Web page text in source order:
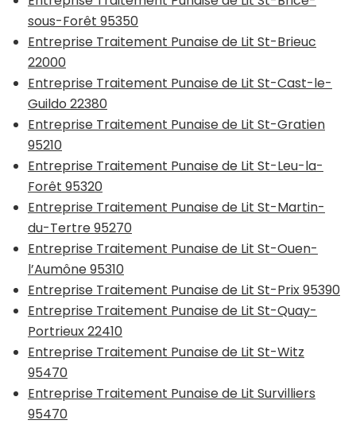
sous-Forêt 95350
Entreprise Traitement Punaise de Lit St-Brieuc
22000
Entreprise Traitement Punaise de Lit St-Cast-le-
Guildo 22380
Entreprise Traitement Punaise de Lit St-Gratien
95210
Entreprise Traitement Punaise de Lit St-Leu-la-
Forêt 95320
Entreprise Traitement Punaise de Lit St-Martin-
du-Tertre 95270
Entreprise Traitement Punaise de Lit St-Ouen-
l’Aumône 95310
Entreprise Traitement Punaise de Lit St-Prix 95390
Entreprise Traitement Punaise de Lit St-Quay-
Portrieux 22410
Entreprise Traitement Punaise de Lit St-Witz
95470
Entreprise Traitement Punaise de Lit Survilliers
95470